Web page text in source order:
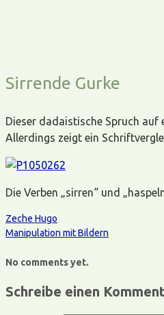
Sirrende Gurke
Dieser dadaistische Spruch auf
Allerdings zeigt ein
Die Verben „sirren“ und
Zeche Hugo
Manipulation mit Bildern
No comments yet.
Schreibe einen